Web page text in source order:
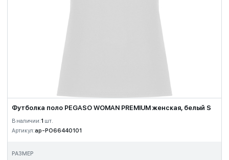
Футболка поло PEGASO WOMAN PREMIUM женская, белый S
В наличии:1 шт.
Артикул:ap-PO66440101
РАЗМЕР